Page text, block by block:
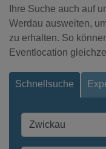
Ihre Suche auch auf
Werdau ausweiten,
zu erhalten. So
Eventlocation
Schnellsuche